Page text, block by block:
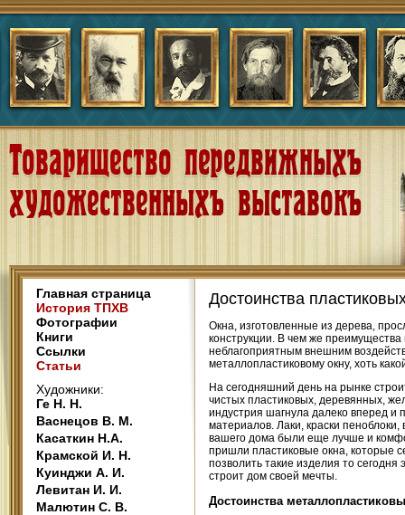
Главная страница
История ТПХВ
Фотографии
Книги
Ссылки
Статьи
Художники:
Ге Н. Н.
Васнецов В. М.
Касаткин Н.А.
Крамской И. Н.
Куинджи А. И.
Левитан И. И.
Малютин С. В.
Достоинства
Окна, изготовленные из дерева,
конструкции. В чем же
неблагоприятным внешним
металлопластиковому окну, хоть
На сегодняшний день на рынке
чистых пластиковых, деревянных,
индустрия шагнула далеко вперед
материалов. Лаки, краски
вашего дома были еще лучше и
пришли пластиковые окна, которые
позволить такие изделия то
строит дом своей мечты.
Достоинства